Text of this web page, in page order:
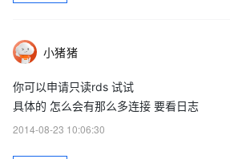
小猪猪
你可以申请只读rds 试试
具体的 怎么会有那么多连接 要看日志
2014-08-23 10:06:30